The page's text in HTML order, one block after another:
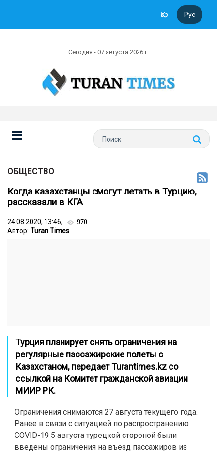
Қаз Рус
Сегодня - 07 августа 2026 г
ОБЩЕСТВО
Когда казахстанцы смогут летать в Турцию,
рассказали в КГА
24.08.2020, 13:46, 970
Автор: Turan Times
Турция планирует снять ограничения на
регулярные пассажирские полеты с
Казахстаном, передаетTurantimes.kz со
ссылкой на Комитет гражданской авиации
МИИР РК.
Ограничения снимаются 27 августа текущего года.
Ранее в связи с ситуацией по распространению
COVID-19 5 августа турецкой стороной были
введены ограничения на въезд пассажиров из